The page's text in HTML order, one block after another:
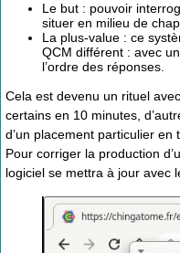
Le but : pouvoir
situer en milieu de
La plus-value : ce
QCM différent : avec
l’ordre des réponses.
Cela est devenu un rituel
certains en 10 minutes,
d’un placement particulier
Pour corriger la production
logiciel se mettra à jour avec